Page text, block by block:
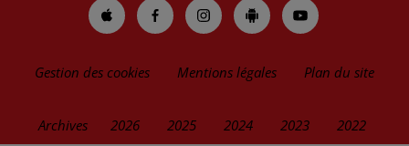
Gestion des cookies Mentions légales Plan du site
Archives 2026 2025 2024 2023 2022